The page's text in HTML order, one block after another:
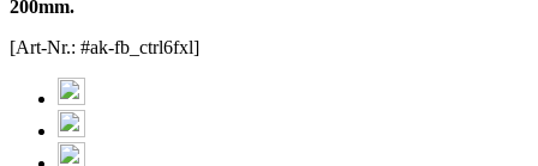
200mm.
[Art-Nr.: #ak-fb_ctrl6fxl]